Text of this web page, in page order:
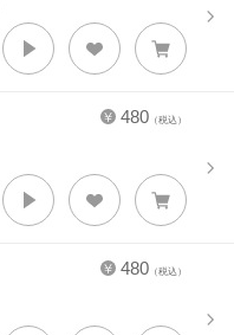
480 （税込）
480 （税込）